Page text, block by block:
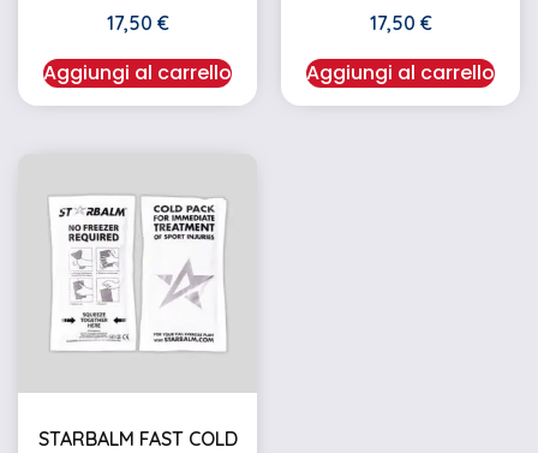
17,50 €
Aggiungi al carrello
17,50 €
Aggiungi al carrello
STARBALM FAST COLD